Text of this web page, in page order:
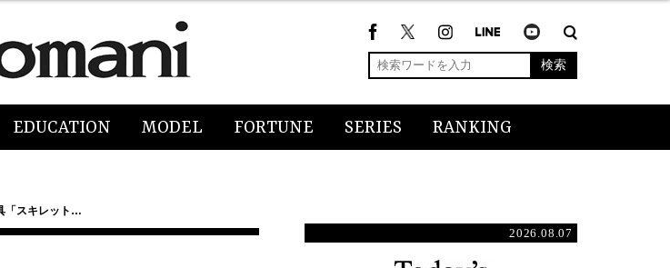
検索
EDUCATION MODEL FORTUNE SERIES RANKING
「スキレット…
2026.08.07